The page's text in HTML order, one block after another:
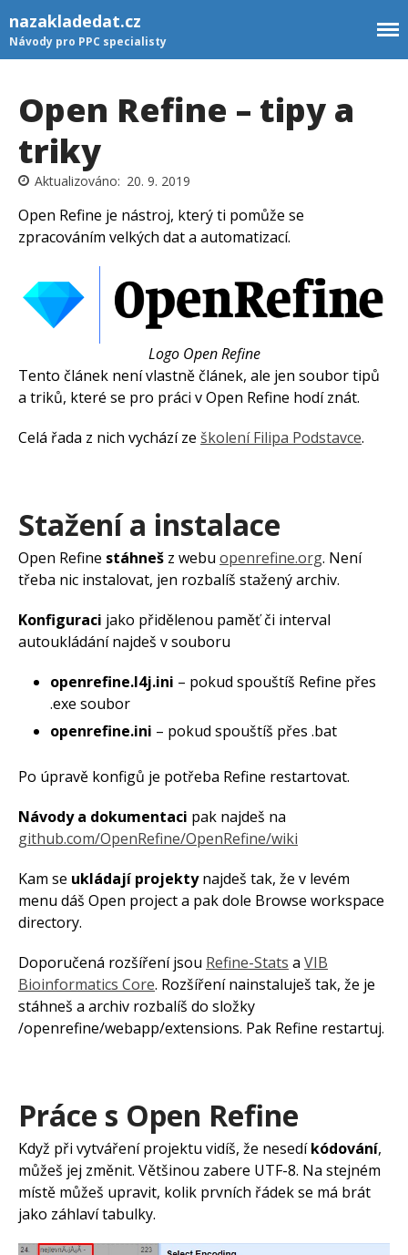
Rozcestník
Kontakt
PŘIHLÁSIT SE K
NEWSLETTERU
newsletteru. Jednou za čas ti
Co jsou symboly značky
dopravě na e-shopu
vyplatí
Mergadu
zbožácích
nazakladedat.cz
Návody pro PPC specialisty
Open Refine – tipy a
triky
20. 9. 2019
Open Refine je nástroj, který ti pomůže se
zpracováním velkých dat a automatizací.
Logo Open Refine
Tento článek není vlastně článek, ale jen soubor tipů
a triků, které se pro práci v Open Refine hodí znát.
Celá řada z nich vychází ze školení Filipa Podstavce.
Stažení a instalace
Open Refine stáhneš z webu openrefine.org. Není
třeba nic instalovat, jen rozbalíš stažený archiv.
Konfiguraci jako přidělenou paměť či interval
autoukládání najdeš v souboru
openrefine.l4j.ini – pokud spouštíš Refine přes
.exe soubor
openrefine.ini – pokud spouštíš přes .bat
Po úpravě konfigů je potřeba Refine restartovat.
Návody a dokumentaci pak najdeš na
github.com/OpenRefine/OpenRefine/wiki
Kam se ukládají projektynajdeš tak, že v levém
menu dáš Open project a pak dole Browse workspace
directory.
Doporučená rozšíření jsou Refine-Stats a VIB
Bioinformatics Core. Rozšíření nainstaluješ tak, že je
stáhneš a archiv rozbalíš do složky
/openrefine/webapp/extensions. Pak Refine restartuj.
Práce s Open Refine
Když při vytváření projektu vidíš, že nesedíkódování,
můžeš jej změnit. Většinou zabere UTF-8. Na stejném
místě můžeš upravit, kolik prvních řádek se má brát
jako záhlaví tabulky.